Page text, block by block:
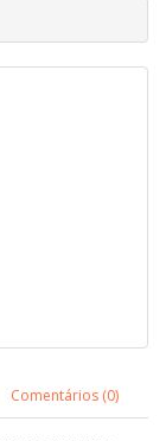
Comentários (0)